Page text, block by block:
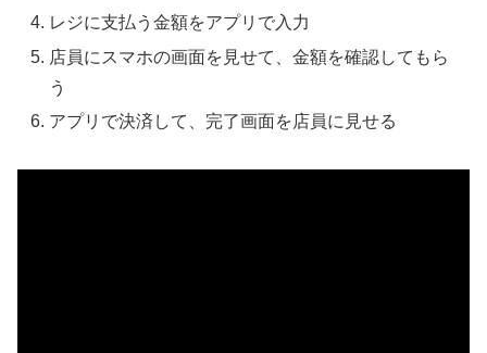
レジに支払う金額をアプリで入力
店員にスマホの画面を見せて、金額を確認してもら
う
アプリで決済して、完了画面を店員に見せる